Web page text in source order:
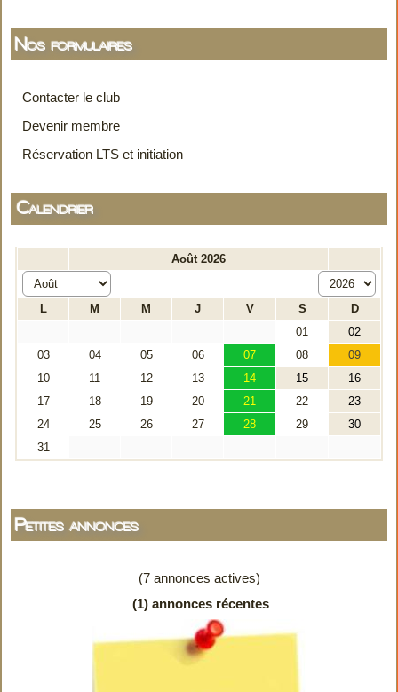
Nos formulaires
Contacter le club
Devenir membre
Réservation LTS et initiation
Calendrier
Petites annonces
(7 annonces actives)
(1) annonces récentes